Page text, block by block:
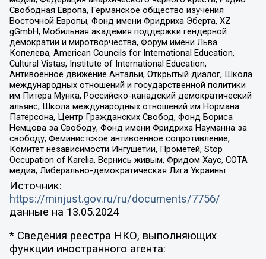
Свободная Европа, Германское общество изучения
Восточной Европы, Фонд имени Фридриха Эберта, XZ
gGmbH, Мобильная академия поддержки гендерной
демократии и миротворчества, Форум имени Льва
Копелева, American Councils for International Education,
Cultural Vistas, Institute of International Education,
Антивоенное движение Антальи, Открытый диалог, Школа
международных отношений и государственной политики
им Питера Мунка, Российско-канадский демократический
альянс, Школа международных отношений им Нормана
Патерсона, Центр Гражданских Свобод, Фонд Бориса
Немцова за Свободу, Фонд имени Фридриха Науманна за
свободу, Феминистское антивоенное сопротивление,
Комитет независимости Ингушетии, Прометей, Stop
Occupation of Karelia, Вернись живым, Фридом Хаус, СОТА
медиа, Либерально-демократическая Лига Украины
Источник:
https://minjust.gov.ru/ru/documents/7756/
данные на 13.05.2024
* Сведения реестра НКО, выполняющих
функции иностранного агента: